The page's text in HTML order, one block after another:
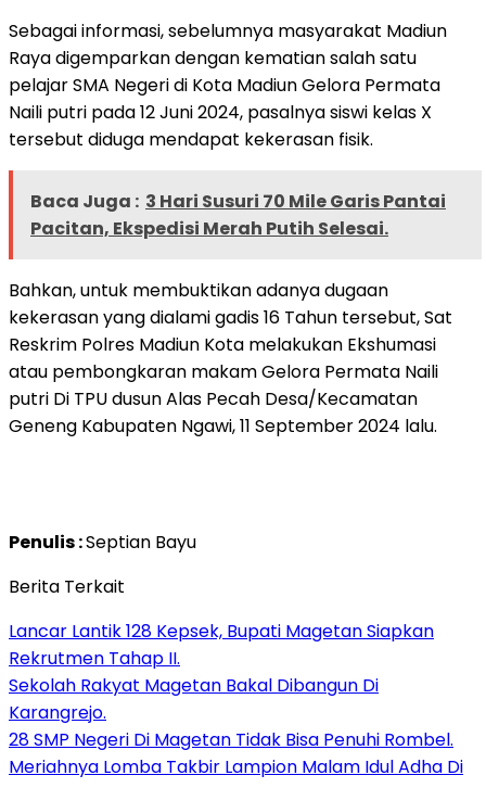
Sebagai informasi, sebelumnya masyarakat Madiun
Raya digemparkan dengan kematian salah satu
pelajar SMA Negeri di Kota Madiun Gelora Permata
Naili putri pada 12 Juni 2024, pasalnya siswi kelas X
tersebut diduga mendapat kekerasan fisik.
Baca Juga : 3 Hari Susuri 70 Mile Garis Pantai
Pacitan, Ekspedisi Merah Putih Selesai.
Bahkan, untuk membuktikan adanya dugaan
kekerasan yang dialami gadis 16 Tahun tersebut, Sat
Reskrim Polres Madiun Kota melakukan Ekshumasi
atau pembongkaran makam Gelora Permata Naili
putri Di TPU dusun Alas Pecah Desa/Kecamatan
Geneng Kabupaten Ngawi, 11 September 2024 lalu.
Penulis :Septian Bayu
Berita Terkait
Lancar Lantik 128 Kepsek, Bupati Magetan Siapkan
Rekrutmen Tahap II.
Sekolah Rakyat Magetan Bakal Dibangun Di
Karangrejo.
28 SMP Negeri Di Magetan Tidak Bisa Penuhi Rombel.
Meriahnya Lomba Takbir Lampion Malam Idul Adha Di